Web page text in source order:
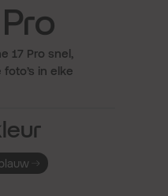
17 Pro snel,
in elke